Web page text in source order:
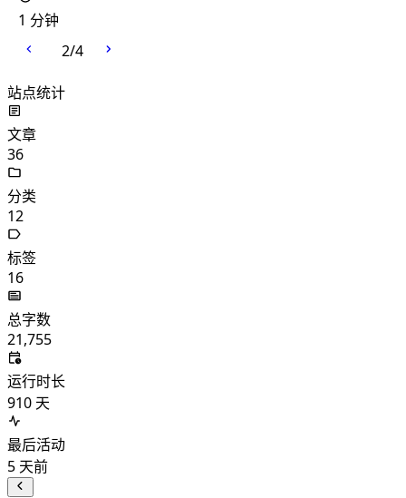
1 分钟
2/4
站点统计
文章
36
分类
12
标签
16
总字数
21,755
运行时长
910 天
最后活动
5 天前